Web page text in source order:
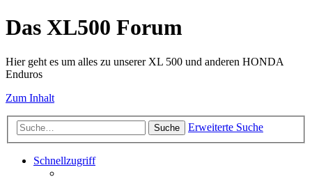
Das XL500 Forum
Hier geht es um alles zu unserer XL 500 und anderen HONDA
Enduros
Zum Inhalt
Suche Erweiterte Suche
Schnellzugriff